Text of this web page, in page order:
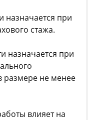
назначается при
стажа.
назначается при
размере не менее
влияет на